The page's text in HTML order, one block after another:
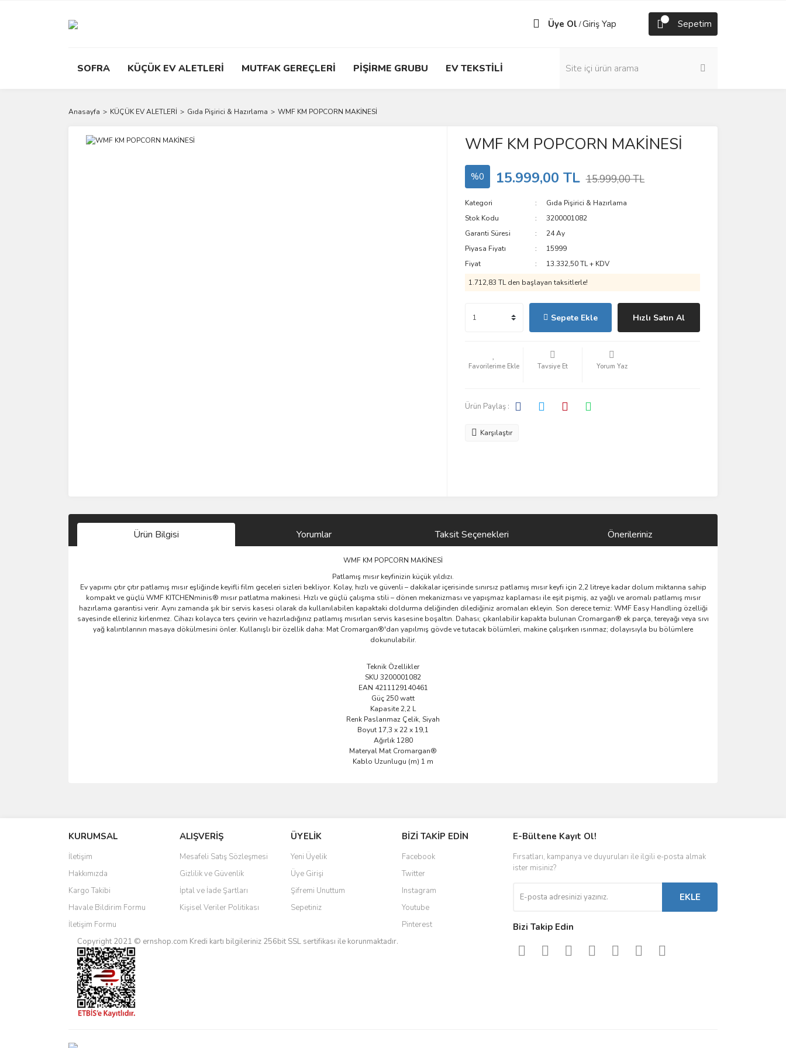
Üye Ol /Giriş Yap Sepetim
SOFRA KÜÇÜK EV ALETLERİ MUTFAK GEREÇLERİ PİŞİRME GRUBU EV TEKSTİLİ
Anasayfa KÜÇÜK EV ALETLERİ Gıda Pişirici & Hazırlama WMF KM POPCORN MAKİNESİ
WMF KM POPCORN MAKİNESİ
%0 15.999,00 TL 15.999,00 TL
Kategori
Gıda Pişirici & Hazırlama
Stok Kodu
3200001082
Garanti Süresi
24 Ay
Piyasa Fiyatı
15999
Fiyat
13.332,50 TL + KDV
1.712,83 TL den başlayan taksitlerle!
Sepete Ekle Hızlı Satın Al
Tavsiye Et Yorum Yaz
Ürün Paylaş :
Karşılaştır
Ürün Bilgisi Yorumlar Taksit Seçenekleri Önerileriniz
WMF KM POPCORN MAKİNESİ
Patlamış mısır keyfinizin küçük yıldızı.
Ev yapımı çıtır çıtır patlamış mısır eşliğinde keyifli film geceleri sizleri bekliyor. Kolay, hızlı ve güvenli – dakikalar içerisinde sınırsız patlamış mısır keyfi için 2,2 litreye kadar dolum miktarına sahip
kompakt ve güçlü WMF KITCHENminis® mısır patlatma makinesi. Hızlı ve güçlü çalışma stili – dönen mekanizması ve yapışmaz kaplaması ile eşit pişmiş, az yağlı ve aromalı patlamış mısır
hazırlama garantisi verir. Aynı zamanda şık bir servis kasesi olarak da kullanılabilen kapaktaki doldurma deliğinden dilediğiniz aromaları ekleyin. Son derece temiz: WMF Easy Handling özelliği
sayesinde elleriniz kirlenmez. Cihazı kolayca ters çevirin ve hazırladığınız patlamış mısırları servis kasesine boşaltın. Dahası; çıkarılabilir kapakta bulunan Cromargan® ek parça, tereyağı veya sıvı
yağ kalıntılarının masaya dökülmesini önler. Kullanışlı bir özellik daha: Mat Cromargan®'dan yapılmış gövde ve tutacak bölümleri, makine çalışırken ısınmaz; dolayısıyla bu bölümlere
dokunulabilir.
Teknik Özellikler
SKU 3200001082
EAN 4211129140461
Güç 250 watt
Kapasite 2,2 L
Renk Paslanmaz Çelik, Siyah
Boyut 17,3 x 22 x 19,1
Ağırlık 1280
Materyal Mat Cromargan®
Kablo Uzunlugu (m) 1 m
Ürün resmi kalitesiz, bozuk veya görüntülenemiyor.
Ürün açıklamasında eksik bilgiler bulunuyor.
Ürün bilgilerinde hatalar bulunuyor.
Ürün fiyatı diğer sitelerden daha pahalı.
Bu ürüne benzer farklı alternatifler olmalı.
KURUMSAL
İletişim
Hakkımızda
Kargo Takibi
Havale Bildirim Formu
İletişim Formu
ALIŞVERİŞ
Mesafeli Satış Sözleşmesi
Gizlilik ve Güvenlik
İptal ve İade Şartları
Kişisel Veriler Politikası
ÜYELİK
Yeni Üyelik
Üye Girişi
Şifremi Unuttum
Sepetiniz
BİZİ TAKİP EDİN
Facebook
Twitter
Instagram
Youtube
Pinterest
Copyright 2021 © ernshop.com Kredi kartı bilgileriniz 256bit SSL sertifikası ile korunmaktadır.
E-Bültene Kayıt Ol!
Fırsatları, kampanya ve duyuruları ile ilgili e-posta almak
ister misiniz?
EKLE
Bizi Takip Edin